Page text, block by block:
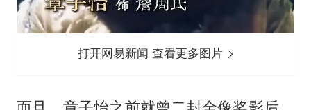
打开网易新闻 查看更多图片